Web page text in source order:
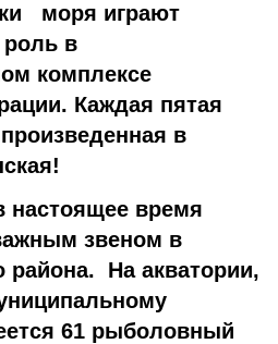
моря играют
в
комплексе
Каждая пятая
в
настоящее время
звеном в
района. На акватории,
61 рыболовный